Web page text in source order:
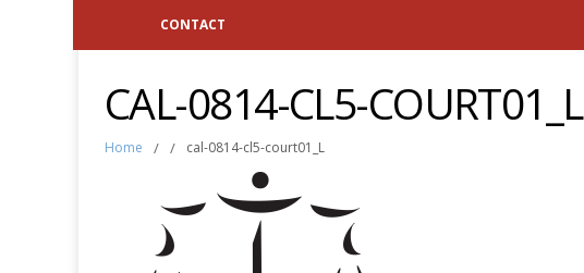
CONTACT
CAL-0814-CL5-COURT01_L
Home / / cal-0814-cl5-court01_L